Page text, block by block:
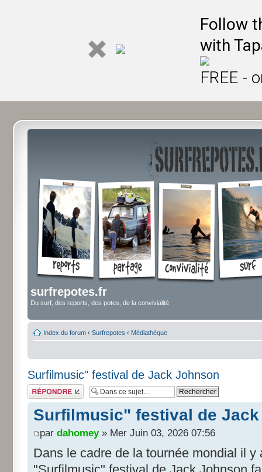
Follow
with
FREE -
surfrepotes.fr
Du surf, des reports, des potes, de la convivialité
Index du forum ‹ Surfrepotes ‹ Médiathèque
Surfilmusic" festival de Jack Johnson
Répondre
Surfilmusic" festival de
par dahomey» Mer Juin 03, 2026 07:56
Dans le cadre de la tournée mondial il y